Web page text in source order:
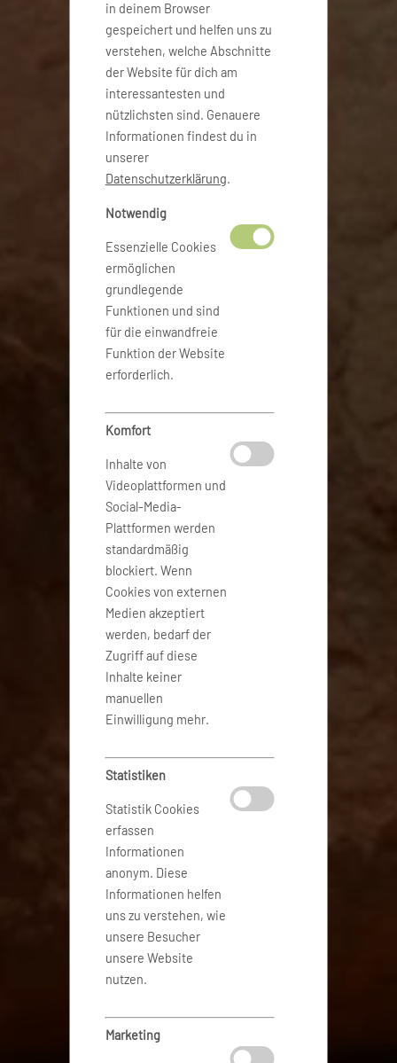
in deinem Browser
gespeichert und helfen uns zu
verstehen, welche Abschnitte
der Website für dich am
interessantesten und
nützlichsten sind. Genauere
Informationen findest du in
unserer
Datenschutzerklärung.
Notwendig
Essenzielle Cookies
ermöglichen
grundlegende
Funktionen und sind
für die einwandfreie
Funktion der Website
erforderlich.
Komfort
Inhalte von
Videoplattformen und
Social-Media-
Plattformen werden
standardmäßig
blockiert. Wenn
Cookies von externen
Medien akzeptiert
werden, bedarf der
Zugriff auf diese
Inhalte keiner
manuellen
Einwilligung mehr.
Statistiken
Statistik Cookies
erfassen
Informationen
anonym. Diese
Informationen helfen
uns zu verstehen, wie
unsere Besucher
unsere Website
nutzen.
Marketing